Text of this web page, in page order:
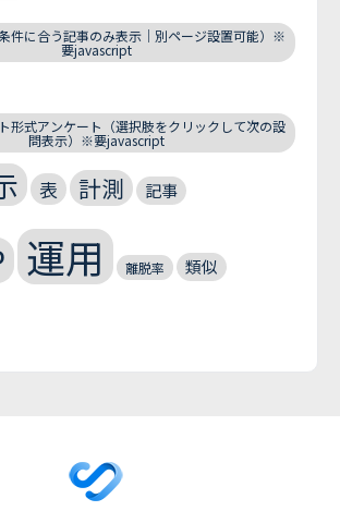
件に合う記事のみ表示｜別ページ設置可能）※
要javascript
形式アンケート（選択肢をクリックして次の設
問表示）※要javascript
表 計測 記事
運用 離脱率 類似